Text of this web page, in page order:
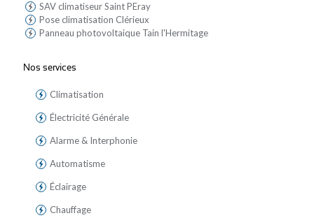
SAV climatiseur Saint PEray
Pose climatisation Clérieux
Panneau photovoltaique Tain l'Hermitage
Nos services
Climatisation
Électricité Générale
Alarme & Interphonie
Automatisme
Éclairage
Chauffage